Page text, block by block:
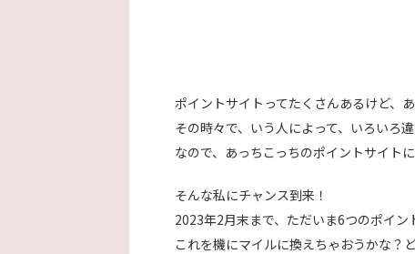
ポイントサイトってたくさんあるけど、
その時々で、いう人によって、いろいろ
なので、あっちこっちのポイントサイト
そんな私にチャンス到来！
2023年2月末まで、ただいま6つのポイ
これを機にマイルに換えちゃおうかな？